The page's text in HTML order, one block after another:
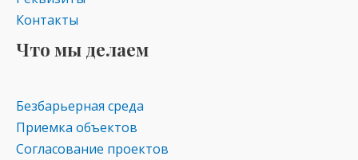
Контакты
Что мы делаем
Безбарьерная среда
Приемка объектов
Согласование проектов